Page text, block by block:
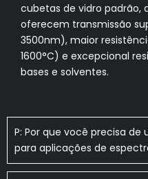
cubetas de vidro padrão,
oferecem transmissão
3500nm), maior
1600°C) e excepcional
bases e solventes.
P: Por que você precisa
para aplicações de